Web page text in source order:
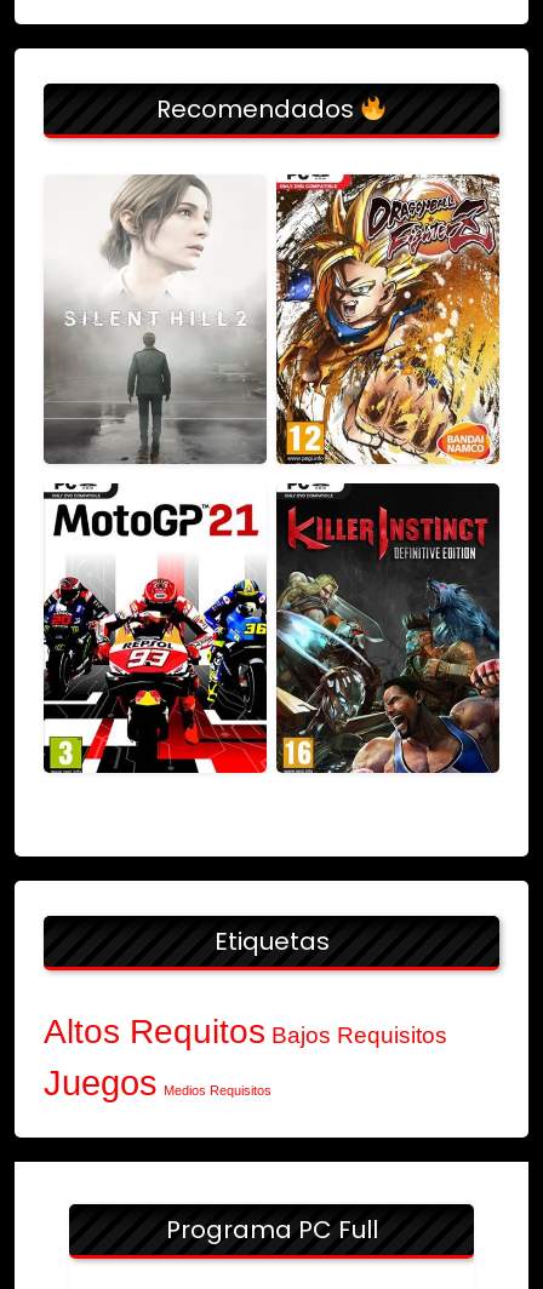
Recomendados
Etiquetas
Altos Requitos Bajos Requisitos
Juegos Medios Requisitos
Programa PC Full